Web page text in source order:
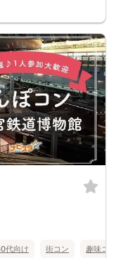
代向け 街コン 趣味コン